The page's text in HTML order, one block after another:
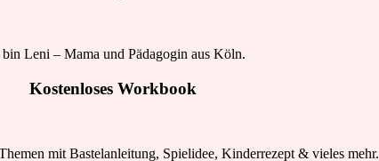
Leni – Mama und Pädagogin aus Köln.
Kostenloses Workbook
mit Bastelanleitung, Spielidee, Kinderrezept & vieles mehr.